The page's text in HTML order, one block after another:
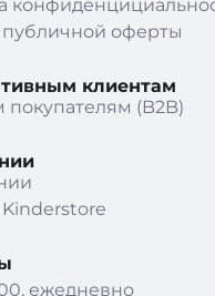
оферты
клиентам
(B2B)
Kinderstore
ежедневно